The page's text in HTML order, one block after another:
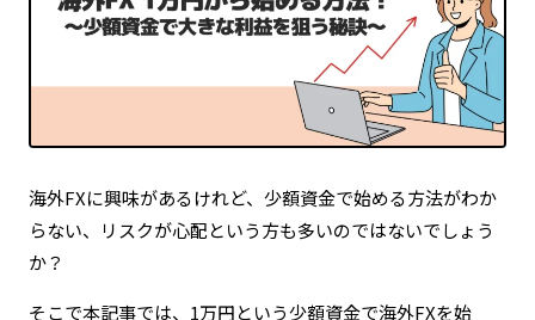
プロジェクト評価方法に基づく客観的な分析
編集方針に沿った透明性の高い情報発信
読者の資産保護を最優先とした徹底的なリスク喚起
定期的な情報更新による最新ファクトの維持
海外FXに興味があるけれど、少額資金で始める方法がわか
らない、リスクが心配という方も多いのではないでしょう
か？
そこで本記事では、1万円という少額資金で海外FXを始